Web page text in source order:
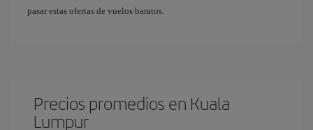
pasar estas ofertas de vuelos baratos.
Precios promedios en Kuala
Lumpur